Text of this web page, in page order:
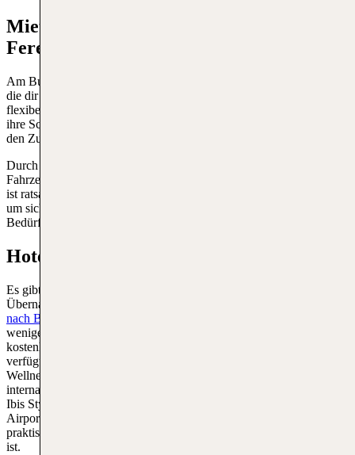
Mietwagen am Flughafen Budapest Liszt-
Ferenc
Am Budapest Flughafen findest du zahlreiche Autovermietungen,
die dir eine große Auswahl an Fahrzeugen bieten, um Deine Reise
flexibel und bequem fortzusetzen. Diese Autovermietungen haben
ihre Schalter in der Ankunftshalle der Terminals 2A und 2B, was
den Zugang zu ihren Dienstleistungen sehr bequem macht.
Durch einen
Fahrzeugen zur Verfügung, die dich zu deinem Zielort bringen. Es
ist ratsam, das gewünschte Fahrzeug im Voraus online zu buchen,
um sicherzustellen, dass du das richtige Modell für deine
Bedürfnisse bekommst.
Hotels am Budapester Flughafen
Es gibt verschiedene Hotels in der Umgebung, die sich ideal für eine
Übernachtung vor einem Abflug ab Budapest oder nach einem
nach Budapest
wenige Minuten vom Flughafen entfernt und bietet einen
kostenlosen Shuttleservice, der rund um die Uhr verfügbar ist. Es
verfügt über moderne Zimmer, ein Fitnesscenter, einen
Wellnessbereich und ein Restaurant, das ungarische und
internationale Küche serviert. Ein weiteres beliebtes Hotel ist das
Ibis Styles Budapest Airport Hotel, das sich direkt gegenüber des
Airports Budapest Liszt Ferenc befindet und somit besonders
praktisch für Reisende mit frühen Abflügen oder späten Ankünften
ist.